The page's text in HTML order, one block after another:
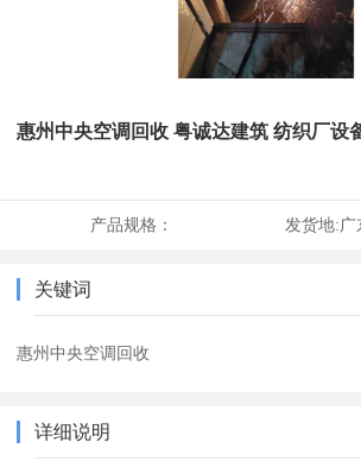
惠州中央空调回收 粤诚达建筑 纺织厂设
产品规格： 发货地:
关键词
惠州中央空调回收
详细说明